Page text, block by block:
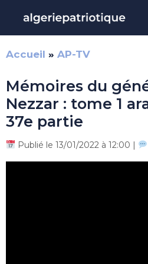
contenu
Accueil » AP-TV
Mémoires du
Nezzar : tome 1
37e partie
Publié le 13/01/2022 à 12:00 |